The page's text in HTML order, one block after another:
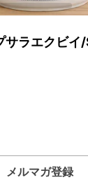
ラエクビイ
メルマガ登録